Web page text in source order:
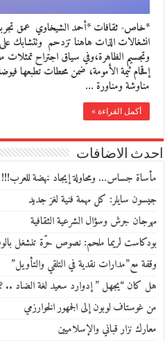
*خاص- ثقافات *أحمد الشيخاوي عمق
انشغالات الذات هاهنا تزدحم وتتشابك
وتجسيم الظاهرة،وفي سياق اجتراح تمثلات
إقحام ثيمة الأمومة، ضمن محطات تطبعها
مناوشة ومناورة …
أكمل القراءة »
احدث الاضافات
مأساة جساس… ومحاولة إيجاد نهضة للعرب!!!
جيسون سايلر: كل مهمة فنية لغز جديد
مهرجان جرش وسؤال الشرعية الثقافية
بودكاست لريما ملحم: نصوص حرّة تنشغل
وقفة مع”مدارات نقدية في التلقي والتأويل”
هل كان “يجهل ” إدوارد سعيد لغة الضاد ..
من غوستاف لوبون إلى الجمهور الخوارزمي
معارك نزار قباني والإسلاميين